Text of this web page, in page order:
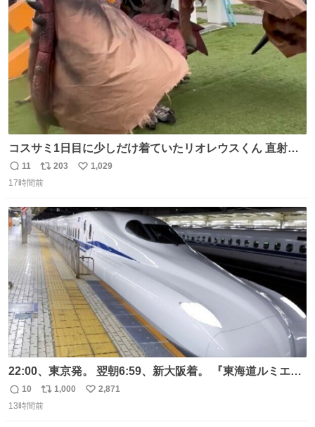
た🫠
数
コスサミ1日目に少しだけ着ていたリオレウスくん 直射日
光下で暑すぎて疲労状態 火耐性15ではだめですね 適応珠
Lv1と耐火珠Lv3装備しないと真夏の名古屋は過ごせぬよう
返
信
11
リ
ポ
ト
数
203
い
数
1,029
17時間前
22:00、東京発。 翌朝6:59、新大阪着。 『東海道ルミエー
ルエクスプレス』が今夜、初運行！ 岐阜羽島駅で夜を越す
東海道新幹線。寝台列車じゃないのに、朝まで新幹線とい
返
信
10
リ
ポ
1,000
い
2,871
13時間前